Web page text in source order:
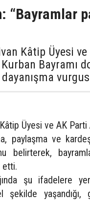
Kâtip Üyesi
Bayramı
Üyesi ve AK
paylaşma ve
belirterek,
etti.
şu ifadelere
şekilde